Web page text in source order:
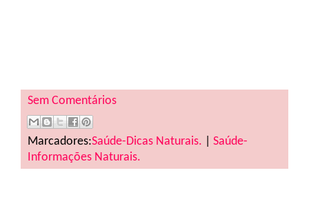
Sem Comentários
Marcadores:Saúde-Dicas Naturais.
Saúde-
Informações Naturais.